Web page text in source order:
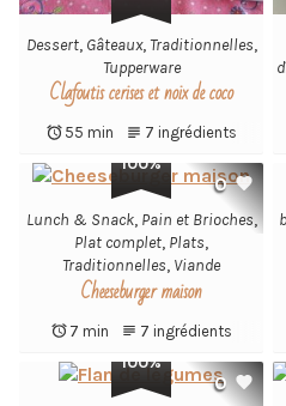
Dessert, Gâteaux,Traditionnelles,
Tupperware
Clafoutis cerises et noix de coco
55 min 7 ingrédients
100%
0
Lunch & Snack, Pain et Brioches,
Plat complet, Plats,
Traditionnelles, Viande
Cheeseburger maison
7 min 7 ingrédients
100%
0